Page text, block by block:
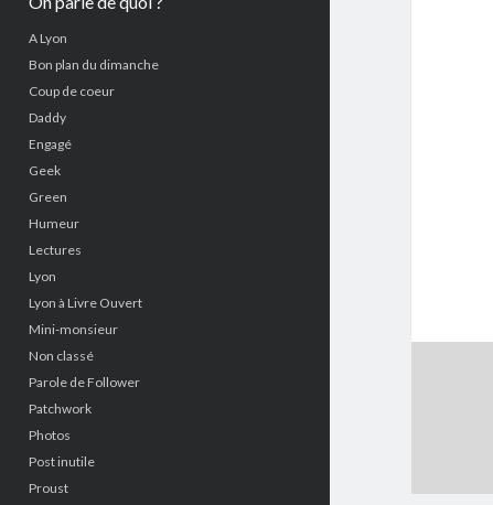
A Lyon
Bon plan du dimanche
Coup de coeur
Daddy
Engagé
Geek
Green
Humeur
Lectures
Lyon
Lyon à Livre Ouvert
Mini-monsieur
Non classé
Parole de Follower
Patchwork
Photos
Post inutile
Proust